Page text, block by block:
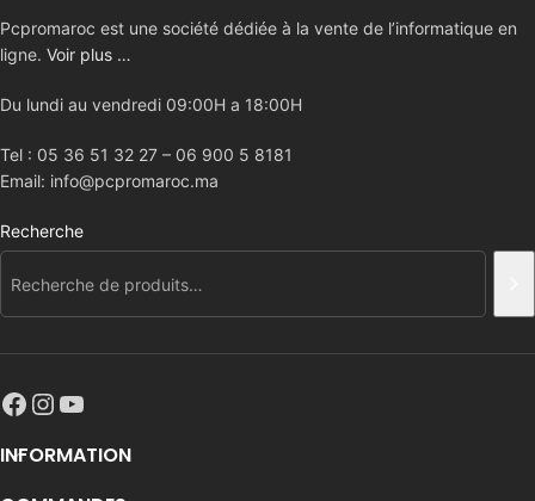
Pcpromaroc est une société dédiée à la vente de l’informatique en
ligne. Voir plus …
Du lundi au vendredi 09:00H a 18:00H
Tel : 05 36 51 32 27 – 06 900 5 8181
Email: info@pcpromaroc.ma
Recherche
INFORMATION